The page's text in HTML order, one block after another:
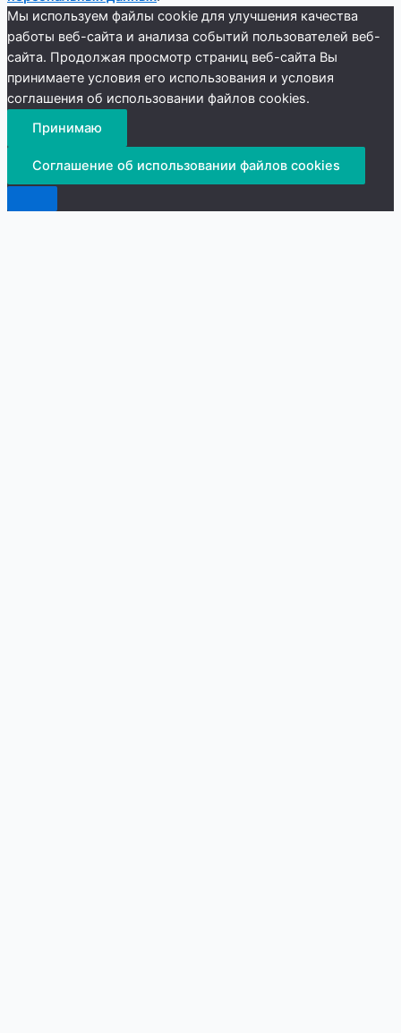
Мы используем файлы cookie для улучшения качества
работы веб-сайта и анализа событий пользователей веб-
сайта. Продолжая просмотр страниц веб-сайта Вы
принимаете условия его использования и условия
соглашения об использовании файлов cookies.
Принимаю
Соглашение об использовании файлов cookies